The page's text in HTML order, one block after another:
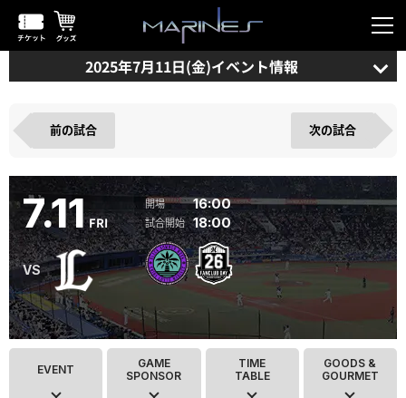
2025年7月11日(金)イベント情報
前の試合 次の試合
7.11 FRI
16:00
18:00
EVENT
GAME
SPONSOR
TIME
TABLE
GOODS &
GOURMET